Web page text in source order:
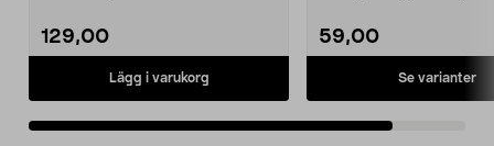
129,00
Lägg i varukorg
59,00
Se varianter